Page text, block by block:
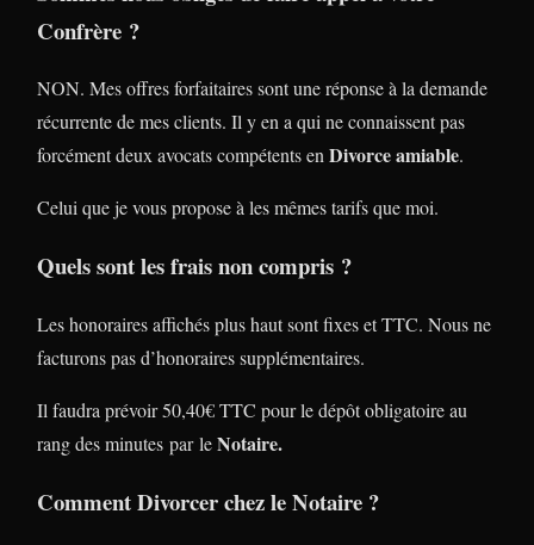
Confrère ?
NON. Mes offres forfaitaires sont une réponse à la demande
récurrente de mes clients. Il y en a qui ne connaissent pas
forcément deux avocats compétents enDivorce amiable.
Celui que je vous propose à les mêmes tarifs que moi.
Quels sont les frais non compris ?
Les honoraires affichés plus haut sont fixes et TTC. Nous ne
facturons pas d’honoraires supplémentaires.
Il faudra prévoir 50,40€ TTC pour le dépôt obligatoire au
rang des minutes par leNotaire.
Comment Divorcer chez le Notaire ?